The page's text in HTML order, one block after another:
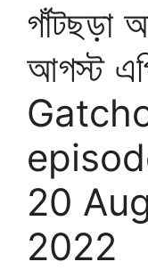
গাঁটছড়া
আগস্ট
20
2022